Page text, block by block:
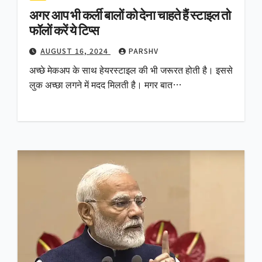
अगर आप भी कर्ली बालों को देना चाहते हैं स्टाइल तो
फॉलों करें ये टिप्स
AUGUST 16, 2024 PARSHV
अच्छे मेकअप के साथ हेयरस्टाइल की भी जरूरत होती है। इससे
लुक अच्छा लगने में मदद मिलती है। मगर बात…